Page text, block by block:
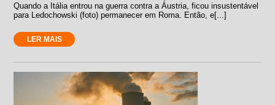
Quando a Itália entrou na guerra contra a Áustria, ficou insustentável
para Ledochowski (foto) permanecer em Roma. Então, e[...]
LER MAIS